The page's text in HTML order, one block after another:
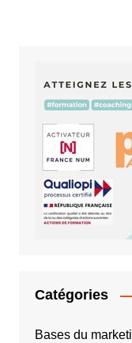
Catégories
Bases du